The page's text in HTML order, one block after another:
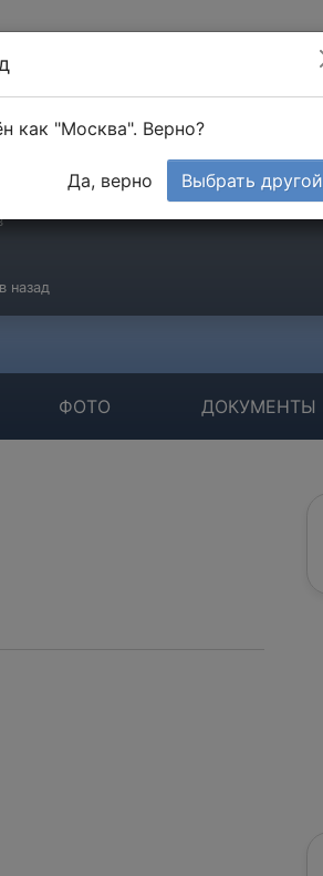
назад
ФОТО ДОКУМЕНТЫ
как "Москва". Верно?
Да, верно Выбрать другой